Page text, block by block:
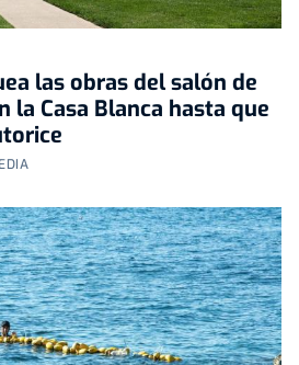
las obras del salón de
la Casa Blanca hasta que